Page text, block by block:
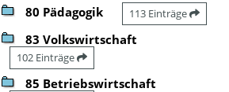
80 Pädagogik 113 Einträge
83 Volkswirtschaft
102 Einträge
85 Betriebswirtschaft